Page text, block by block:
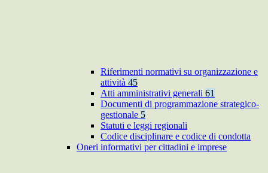
Riferimenti normativi su organizzazione e
attività 45
Atti amministrativi generali 61
Documenti di programmazione strategico-
gestionale 5
Statuti e leggi regionali
Codice disciplinare e codice di condotta
Oneri informativi per cittadini e imprese